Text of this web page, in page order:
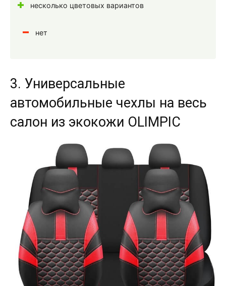
несколько цветовых вариантов
нет
3. Универсальные
автомобильные чехлы на весь
салон из экокожи OLIMPIC